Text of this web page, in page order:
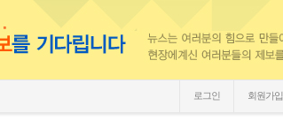
로그인 회원가입